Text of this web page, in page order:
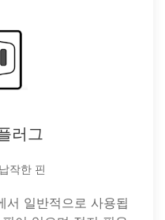
러그
작한 핀
서 일반적으로 사용됩